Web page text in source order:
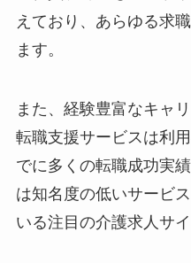
えており、あらゆる求
ます。
また、経験豊富なキャ
転職支援サービスは利
でに多くの転職成功実
は知名度の低いサービ
いる注目の介護求人サイ